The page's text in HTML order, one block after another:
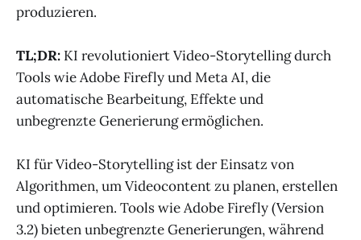
produzieren.
TL;DR: KI revolutioniert Video-Storytelling durch
Tools wie Adobe Firefly und Meta AI, die
automatische Bearbeitung, Effekte und
unbegrenzte Generierung ermöglichen.
KI für Video-Storytelling ist der Einsatz von
Algorithmen, um Videocontent zu planen, erstellen
und optimieren. Tools wie Adobe Firefly (Version
3.2) bieten unbegrenzte Generierungen, während